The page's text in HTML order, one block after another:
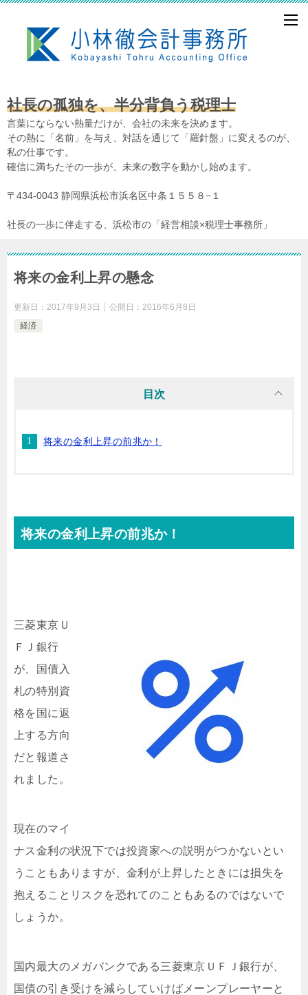
社長の孤独を、半分背負う税理士
言葉にならない熱量だけが、会社の未来を決めます。
その熱に「名前」を与え、対話を通じて「羅針盤」に変えるのが、
私の仕事です。
確信に満ちたその一歩が、未来の数字を動かし始めます。
〒434-0043 静岡県浜松市浜名区中条１５５８−１
社長の一歩に伴走する、浜松市の「経営相談×税理士事務所」
将来の金利上昇の懸念
更新日： 2017年9月3日 公開日： 2016年6月8日
経済
目次
将来の金利上昇の前兆か！
将来の金利上昇の前兆か！
三菱東京Ｕ
ＦＪ銀行
が、国債入
札の特別資
格を国に返
上する方向
だと報道さ
れました。
現在のマイ
ナス金利の状況下では投資家への説明がつかないとい
うこともありますが、金利が上昇したときには損失を
抱えることリスクを恐れてのこともあるのではないで
しょうか。
国内最大のメガバンクである三菱東京ＵＦＪ銀行が、
国債の引き受けを減らしていけばメーンプレーヤーと